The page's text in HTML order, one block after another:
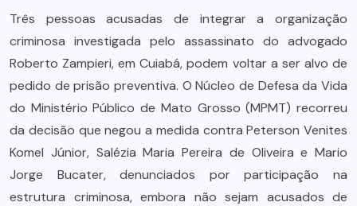
Três pessoas acusadas de integrar a organização
criminosa investigada pelo assassinato do advogado
Roberto Zampieri, em Cuiabá, podem voltar a ser alvo de
pedido de prisão preventiva. O Núcleo de Defesa da Vida
do Ministério Público de Mato Grosso (MPMT) recorreu
da decisão que negou a medida contra Peterson Venites
Komel Júnior, Salézia Maria Pereira de Oliveira e Mario
Jorge Bucater, denunciados por participação na
estrutura criminosa, embora não sejam acusados de